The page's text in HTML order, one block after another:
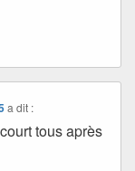
a dit :
tous après